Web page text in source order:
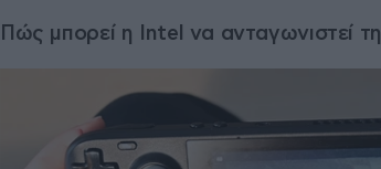
Πώς μπορεί η Intel να ανταγωνιστεί